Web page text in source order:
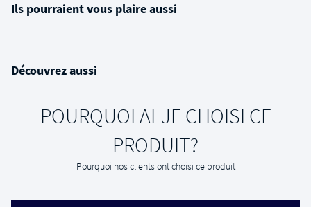
Ils pourraient vous plaire aussi
Découvrez aussi
POURQUOI AI-JE CHOISI CE
PRODUIT?
Pourquoi nos clients ont choisi ce produit